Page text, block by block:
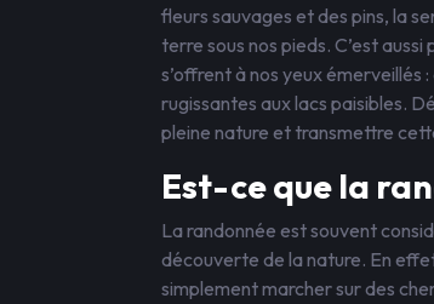
fleurs sauvages et des pins, la
terre sous nos pieds. C’est
s’offrent à nos yeux émerveillés
rugissantes aux lacs paisibles.
pleine nature et transmettre
Est-ce que la
La randonnée est souvent
découverte de la nature. En
simplement marcher sur des